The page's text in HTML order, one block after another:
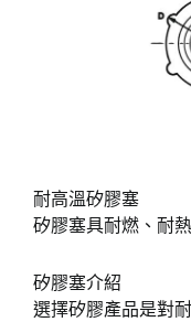
耐高溫矽膠塞
矽膠塞具耐燃、耐
矽膠塞介紹
選擇矽膠產品是對